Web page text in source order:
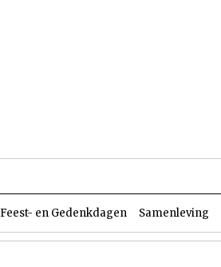
Feest- en Gedenkdagen Samenleving